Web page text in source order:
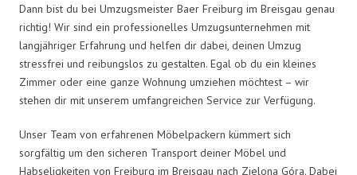
Dann bist du bei Umzugsmeister Baer Freiburg im Breisgau genau
richtig! Wir sind ein professionelles Umzugsunternehmen mit
langjähriger Erfahrung und helfen dir dabei, deinen Umzug
stressfrei und reibungslos zu gestalten. Egal ob du ein kleines
Zimmer oder eine ganze Wohnung umziehen möchtest – wir
stehen dir mit unserem umfangreichen Service zur Verfügung.
Unser Team von erfahrenen Möbelpackern kümmert sich
sorgfältig um den sicheren Transport deiner Möbel und
Habseligkeiten von Freiburg im Breisgau nach Zielona Góra. Dabei